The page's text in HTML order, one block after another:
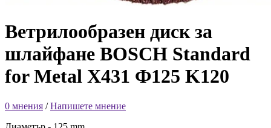
Ветрилообразен диск за
шлайфане BOSCH Standard
for Metal X431 Ф125 K120
0 мнения /Напишете мнение